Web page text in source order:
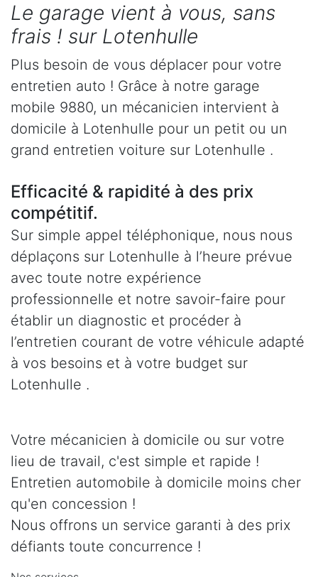
Le garage vient à vous, sans
frais ! sur Lotenhulle
Plus besoin de vous déplacer pour votre
entretien auto ! Grâce à notre garage
mobile 9880, un mécanicien intervient à
domicile à Lotenhulle pour un petit ou un
grand entretien voiture sur Lotenhulle .
Efficacité & rapidité à des prix
compétitif.
Sur simple appel téléphonique, nous nous
déplaçons sur Lotenhulle à l’heure prévue
avec toute notre expérience
professionnelle et notre savoir-faire pour
établir un diagnostic et procéder à
l’entretien courant de votre véhicule adapté
à vos besoins et à votre budget sur
Lotenhulle .
Votre mécanicien à domicile ou sur votre
lieu de travail, c'est simple et rapide !
Entretien automobile à domicile moins cher
qu'en concession !
Nous offrons un service garanti à des prix
défiants toute concurrence !